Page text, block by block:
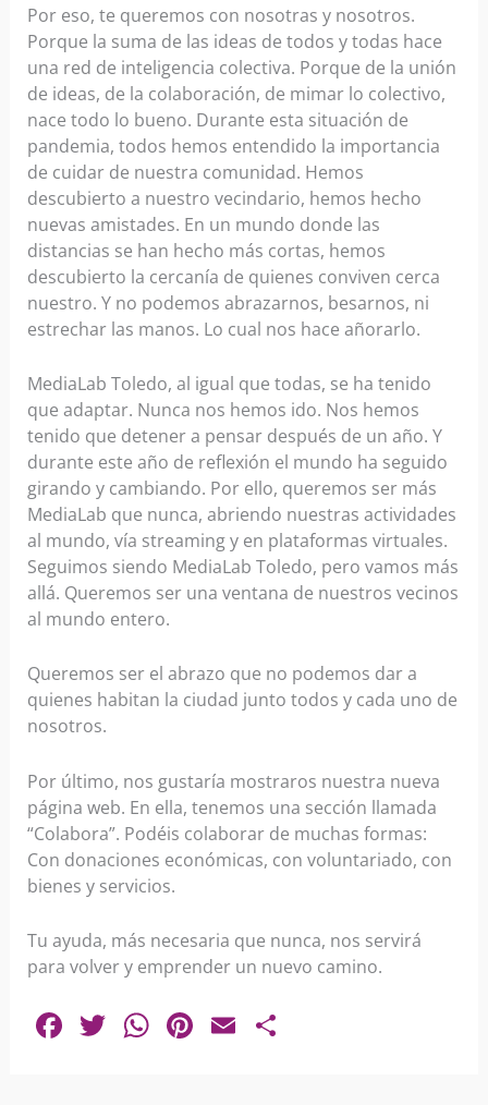
Por eso, te queremos con nosotras y nosotros.
Porque la suma de las ideas de todos y todas hace
una red de inteligencia colectiva. Porque de la unión
de ideas, de la colaboración, de mimar lo colectivo,
nace todo lo bueno. Durante esta situación de
pandemia, todos hemos entendido la importancia
de cuidar de nuestra comunidad. Hemos
descubierto a nuestro vecindario, hemos hecho
nuevas amistades. En un mundo donde las
distancias se han hecho más cortas, hemos
descubierto la cercanía de quienes conviven cerca
nuestro. Y no podemos abrazarnos, besarnos, ni
estrechar las manos. Lo cual nos hace añorarlo.
MediaLab Toledo, al igual que todas, se ha tenido
que adaptar. Nunca nos hemos ido. Nos hemos
tenido que detener a pensar después de un año. Y
durante este año de reflexión el mundo ha seguido
girando y cambiando. Por ello, queremos ser más
MediaLab que nunca, abriendo nuestras actividades
al mundo, vía streaming y en plataformas virtuales.
Seguimos siendo MediaLab Toledo, pero vamos más
allá. Queremos ser una ventana de nuestros vecinos
al mundo entero.
Queremos ser el abrazo que no podemos dar a
quienes habitan la ciudad junto todos y cada uno de
nosotros.
Por último, nos gustaría mostraros nuestra nueva
página web. En ella, tenemos una sección llamada
“Colabora”. Podéis colaborar de muchas formas:
Con donaciones económicas, con voluntariado, con
bienes y servicios.
Tu ayuda, más necesaria que nunca, nos servirá
para volver y emprender un nuevo camino.
F T W Pi E